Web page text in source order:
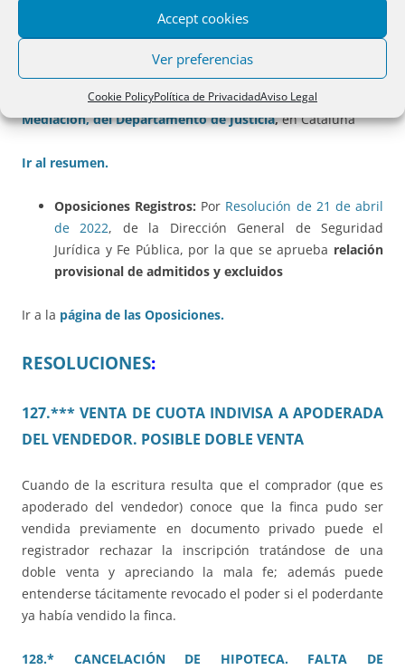
Accept cookies
Ver preferencias
Cookie PolicyPolítica de PrivacidadAviso Legal
Dirección General de Derecho, Entidades Jurídicas y
Mediación, del Departamento de Justicia,en Cataluña
Ir al resumen.
Oposiciones Registros: Por Resolución de 21 de abril
de 2022, de la Dirección General de Seguridad
Jurídica y Fe Pública, por la que se aprueba relación
provisional de admitidos y excluidos
Ir a la página de las Oposiciones.
RESOLUCIONES:
127.*** VENTA DE CUOTA INDIVISA A APODERADA
DEL VENDEDOR. POSIBLE DOBLE VENTA
Cuando de la escritura resulta que el comprador (que es
apoderado del vendedor) conoce que la finca pudo ser
vendida previamente en documento privado puede el
registrador rechazar la inscripción tratándose de una
doble venta y apreciando la mala fe; además puede
entenderse tácitamente revocado el poder si el poderdante
ya había vendido la finca.
128.* CANCELACIÓN DE HIPOTECA. FALTA DE